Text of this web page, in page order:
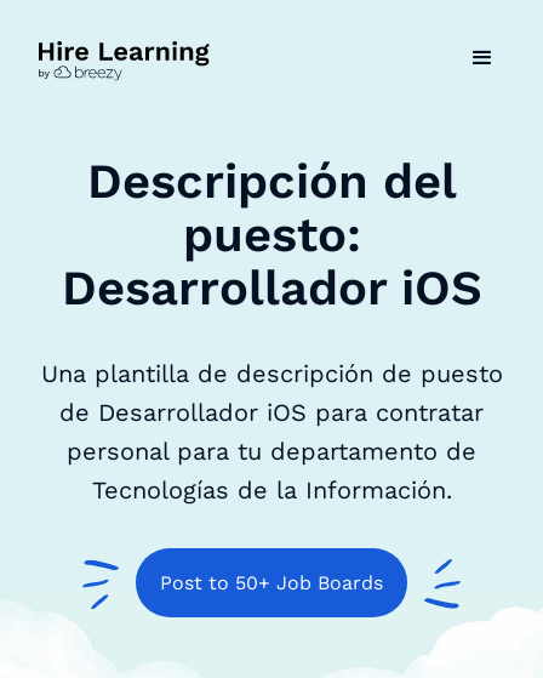
Descripción del
puesto:
Desarrollador iOS
Una plantilla de descripción de puesto
de Desarrollador iOS para contratar
personal para tu departamento de
Tecnologías de la Información.
Post to 50+ Job Boards